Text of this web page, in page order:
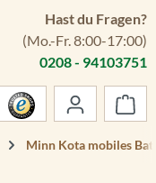
Hast du Fragen?
(Mo.-Fr. 8:00-17:00)
0208 - 94103751
Minn Kota mobiles